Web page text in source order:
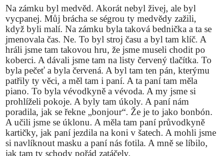
Na zámku byl medvěd. Akorát nebyl živej, ale byl
vycpanej. Můj brácha se ségrou ty medvědy zažili,
když byli malí. Na zámku byla taková bednička a ta se
jmenovala čas. Ne. To byl stroj času a byl tam klíč. A
hráli jsme tam takovou hru, že jsme museli chodit po
koberci. A dávali jsme tam na listy červený tlačítka. To
byla pečeť a byla červená. A byl tam ten pán, kterýmu
patřily ty věci, a měl tam i paní. A ta paní tam měla
piano. To byla vévodkyně a vévoda. A my jsme si
prohlíželi pokoje. A byly tam úkoly. A paní nám
poradila, jak se řekne „bonjour“. Že je to jako bonbón.
A učili jsme se úklonu. A měla tam paní průvodkyně
kartičky, jak paní jezdila na koni v šatech. A mohli jsme
si navlíknout masku a paní nás fotila. A mně se líbilo,
jak tam ty schody pořád zatáčely.